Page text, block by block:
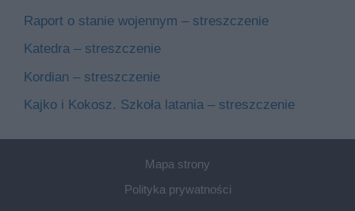
Raport o stanie wojennym – streszczenie
Katedra – streszczenie
Kordian – streszczenie
Kajko i Kokosz. Szkoła latania – streszczenie
Mapa strony
Polityka prywatności